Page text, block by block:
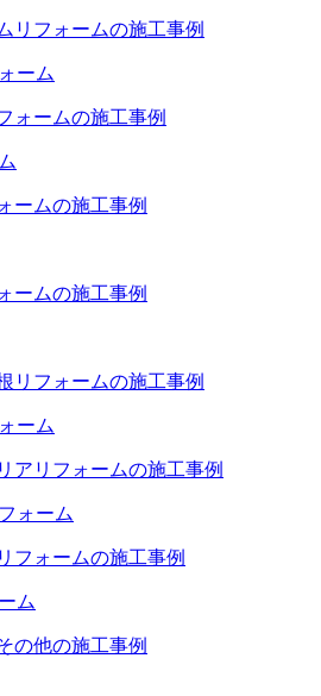
ーム
ーム
ォーム
ム